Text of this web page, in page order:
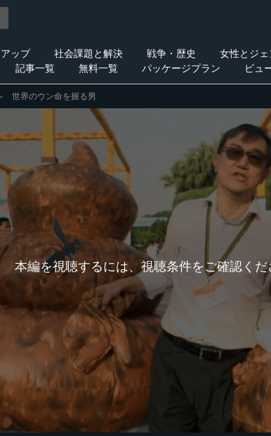
ップ 社会課題と解決 戦争・歴史 女性とジェ
記事一覧 無料一覧 パッケージプラン ビュ
世界のウン命を握る男
本編を視聴するには、視聴条件をご確認くだ